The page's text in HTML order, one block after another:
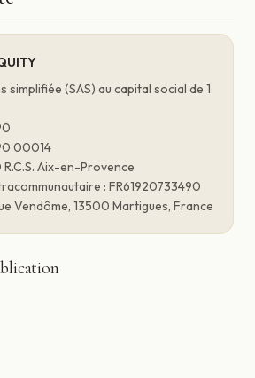
simplifiée (SAS) au capital social de 1
00014
Aix-en-Provence
: FR61920733490
Vendôme, 13500 Martigues, France